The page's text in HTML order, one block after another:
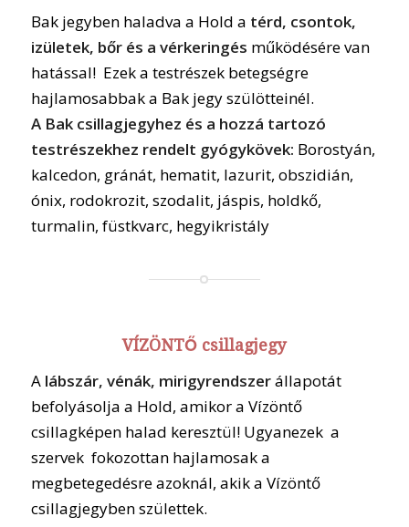
Bak jegyben haladva a Hold a térd, csontok,
izületek, bőr és a vérkeringés működésére van
hatással! Ezek a testrészek betegségre
hajlamosabbak a Bak jegy szülötteinél.
A Bak csillagjegyhez és a hozzá tartozó
testrészekhez rendelt gyógykövek: Borostyán,
kalcedon, gránát, hematit, lazurit, obszidián,
ónix, rodokrozit, szodalit, jáspis, holdkő,
turmalin, füstkvarc, hegyikristály
VÍZÖNTŐ csillagjegy
A lábszár, vénák, mirigyrendszerállapotát
befolyásolja a Hold, amikor a Vízöntő
csillagképen halad keresztül! Ugyanezek a
szervek fokozottan hajlamosak a
megbetegedésre azoknál, akik a Vízöntő
csillagjegyben születtek.